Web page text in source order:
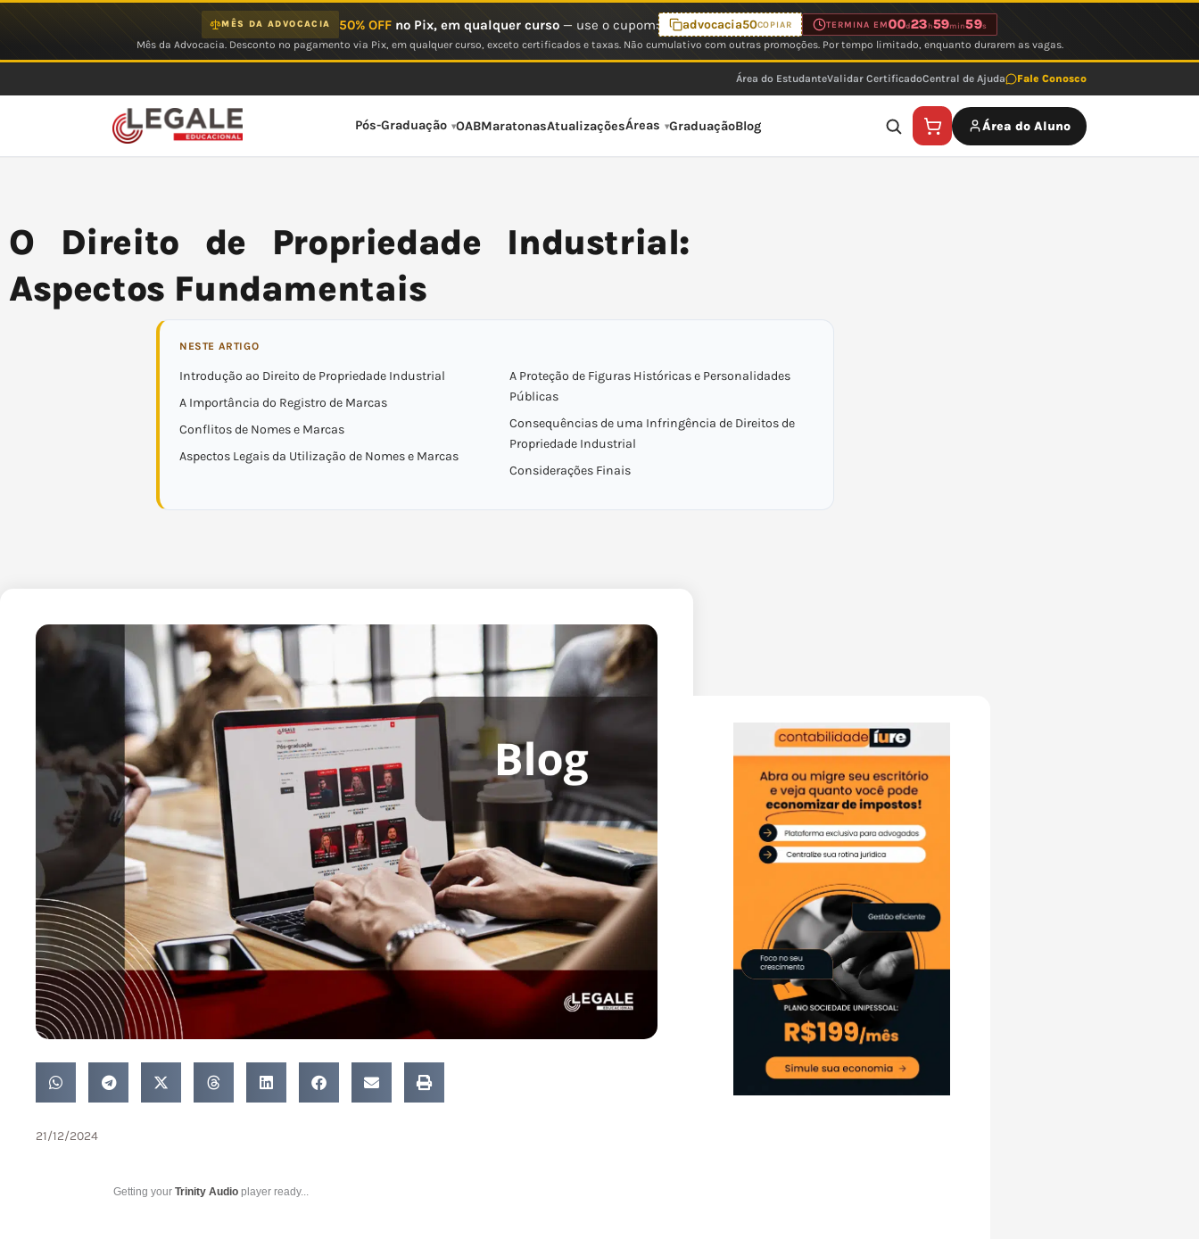
MÊS DA ADVOCACIA 50% OFFno Pix, em qualquer curso— use o cupom: advocacia50COPIAR TERMINA EM00d23 h59min59s
Mês da Advocacia. Desconto no pagamento via Pix, em qualquer curso, exceto certificados e taxas. Não cumulativo com outras promoções. Por tempo limitado, enquanto durarem as vagas.
Área do EstudanteValidar CertificadoCentral de Ajuda Fale Conosco
Pós-Graduação OABMaratonasAtualizaçõesÁreas GraduaçãoBlog Área do Aluno
O Direito de Propriedade Industrial:
Aspectos Fundamentais
NESTE ARTIGO
Introdução ao Direito de Propriedade Industrial
A Importância do Registro de Marcas
Conflitos de Nomes e Marcas
Aspectos Legais da Utilização de Nomes e Marcas
A Proteção de Figuras Históricas e Personalidades
Públicas
Consequências de uma Infringência de Direitos de
Propriedade Industrial
Considerações Finais
21/12/2024
Getting your Trinity Audio player ready...